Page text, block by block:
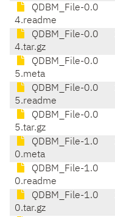
QDBM_File-0.0
4.readme
QDBM_File-0.0
4.tar.gz
QDBM_File-0.0
5.meta
QDBM_File-0.0
5.readme
QDBM_File-0.0
5.tar.gz
QDBM_File-1.0
0.meta
QDBM_File-1.0
0.readme
QDBM_File-1.0
0.tar.gz